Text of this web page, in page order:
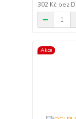
302 Kč bez
Akce